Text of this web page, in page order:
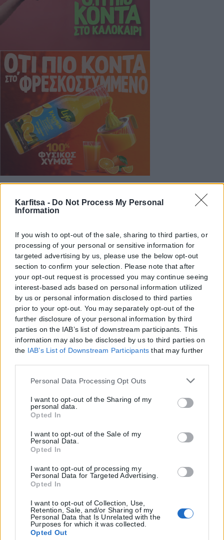
Karfitsa - Do Not Process My Personal
Information
If you wish to opt-out of the sale, sharing to third parties, or
processing of your personal or sensitive information for
targeted advertising by us, please use the below opt-out
section to confirm your selection. Please note that after
your opt-out request is processed you may continue seeing
interest-based ads based on personal information utilized
by us or personal information disclosed to third parties
prior to your opt-out. You may separately opt-out of the
further disclosure of your personal information by third
parties on the IAB’s list of downstream participants. This
information may also be disclosed by us to third parties on
the IAB’s List of Downstream Participants that may further
Please note that this website/app uses one or more Google
but not limited to your visit or usage behaviour. You may
click to grant or deny consent to Google and its third-party
tags to use your data for below specified purposes in below
Google consent section.
Personal Data Processing Opt Outs
I want to opt-out of the Sharing of my
personal data.
Opted In
I want to opt-out of the Sale of my
Personal Data.
Opted In
I want to opt-out of processing my
Personal Data for Targeted Advertising.
Opted In
I want to opt-out of Collection, Use,
Retention, Sale, and/or Sharing of my
Personal Data that Is Unrelated with the
Purposes for which it was collected.
Opted Out